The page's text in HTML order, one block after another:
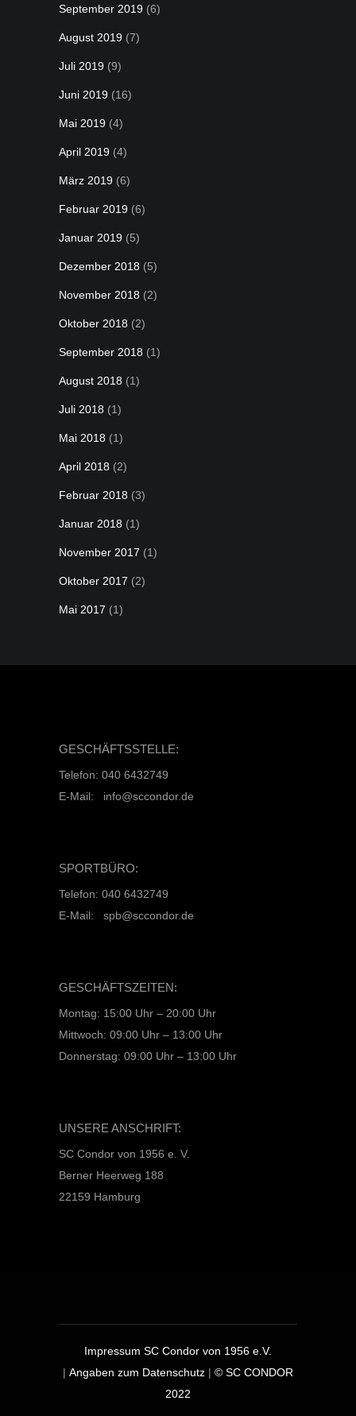
September 2019 (6)
August 2019 (7)
Juli 2019 (9)
Juni 2019 (16)
Mai 2019 (4)
April 2019 (4)
März 2019 (6)
Februar 2019 (6)
Januar 2019 (5)
Dezember 2018 (5)
November 2018 (2)
Oktober 2018 (2)
September 2018 (1)
August 2018 (1)
Juli 2018 (1)
Mai 2018 (1)
April 2018 (2)
Februar 2018 (3)
Januar 2018 (1)
November 2017 (1)
Oktober 2017 (2)
Mai 2017 (1)
GESCHÄFTSSTELLE:
Telefon: 040 6432749
E-Mail: info@sccondor.de
SPORTBÜRO:
Telefon: 040 6432749
E-Mail: spb@sccondor.de
GESCHÄFTSZEITEN:
Montag: 15:00 Uhr – 20:00 Uhr
Mittwoch: 09:00 Uhr – 13:00 Uhr
Donnerstag: 09:00 Uhr – 13:00 Uhr
UNSERE ANSCHRIFT:
SC Condor von 1956 e. V.
Berner Heerweg 188
22159 Hamburg
Impressum SC Condor von 1956 e.V.
| Angaben zum Datenschutz | © SC CONDOR
2022